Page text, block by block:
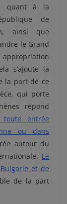
quant à la
de
ainsi que
le Grand
s’ajoute la
la part de ce
qui porte
répond
entrée
ou dans
autour du
La
et de
de la part